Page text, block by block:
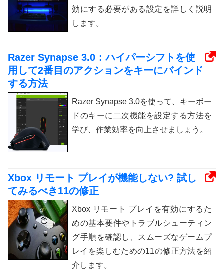
効にする必要がある設定を詳しく説明
します。
Razer Synapse 3.0：ハイパーシフトを使
用して2番目のアクションをキーにバインド
する方法
Razer Synapse 3.0を使って、キーボー
ドのキーに二次機能を設定する方法を
学び、作業効率を向上させましょう。
Xbox リモート プレイが機能しない? 試し
てみるべき11の修正
Xbox リモート プレイを有効にするた
めの基本要件やトラブルシューティン
グ手順を確認し、スムーズなゲームプ
レイを楽しむための11の修正方法を紹
介します。